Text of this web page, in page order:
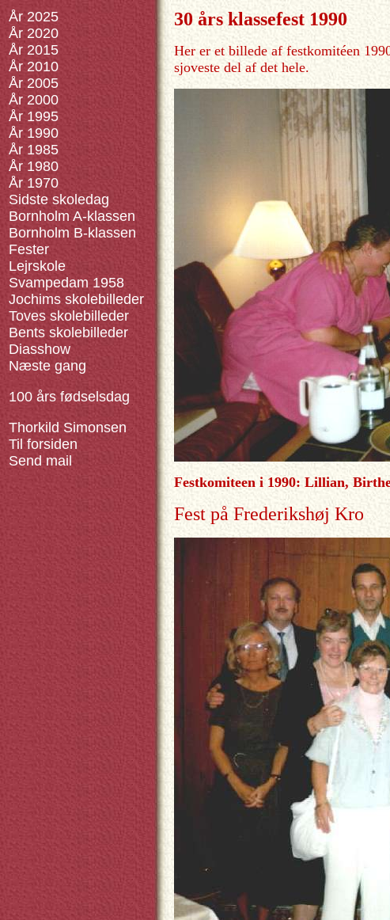
År 2025
År 2020
År 2015
År 2010
År 2005
År 2000
År 1995
År 1990
År 1985
År 1980
År 1970
Sidste skoledag
Bornholm A-klassen
Bornholm B-klassen
Fester
Lejrskole
Svampedam 1958
Jochims skolebilleder
Toves skolebilleder
Bents skolebilleder
Diasshow
Næste gang
100 års fødselsdag
Thorkild Simonsen
Til forsiden
Send mail
30 års klassefest 1990
Her er et billede af festkomitéen
sjoveste del af det hele.
Festkomiteen i 1990: Lillian,
Fest på Frederikshøj Kro